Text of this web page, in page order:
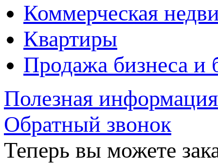
Коммерческая
Квартиры
Продажа бизнеса и
Полезная информация
Обратный звонок
Теперь вы можете